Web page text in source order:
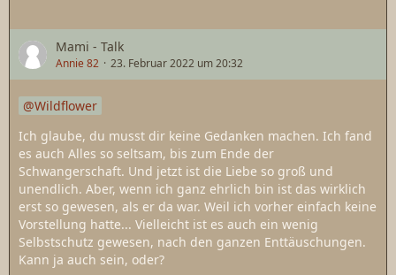
Mami - Talk
Annie 82 23. Februar 2022 um 20:32
Wildflower
Ich glaube, du musst dir keine Gedanken machen. Ich fand
es auch Alles so seltsam, bis zum Ende der
Schwangerschaft. Und jetzt ist die Liebe so groß und
unendlich. Aber, wenn ich ganz ehrlich bin ist das wirklich
erst so gewesen, als er da war. Weil ich vorher einfach keine
Vorstellung hatte... Vielleicht ist es auch ein wenig
Selbstschutz gewesen, nach den ganzen Enttäuschungen.
Kann ja auch sein, oder?